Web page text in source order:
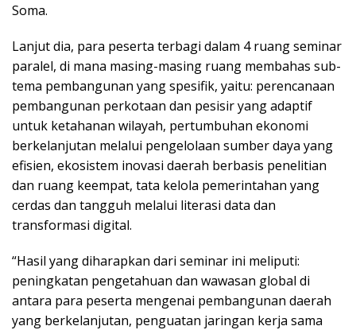
Soma.
Lanjut dia, para peserta terbagi dalam 4 ruang seminar
paralel, di mana masing-masing ruang membahas sub-
tema pembangunan yang spesifik, yaitu: perencanaan
pembangunan perkotaan dan pesisir yang adaptif
untuk ketahanan wilayah, pertumbuhan ekonomi
berkelanjutan melalui pengelolaan sumber daya yang
efisien, ekosistem inovasi daerah berbasis penelitian
dan ruang keempat, tata kelola pemerintahan yang
cerdas dan tangguh melalui literasi data dan
transformasi digital.
“Hasil yang diharapkan dari seminar ini meliputi:
peningkatan pengetahuan dan wawasan global di
antara para peserta mengenai pembangunan daerah
yang berkelanjutan, penguatan jaringan kerja sama